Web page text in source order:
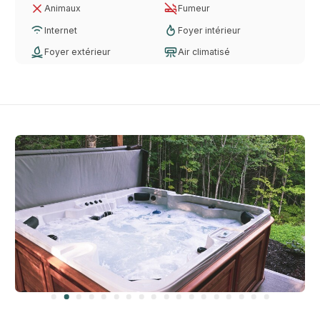
Animaux Fumeur
Internet Foyer intérieur
Foyer extérieur Air climatisé